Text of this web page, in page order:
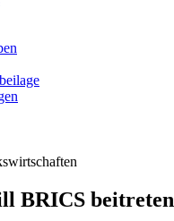
BRICS beitreten